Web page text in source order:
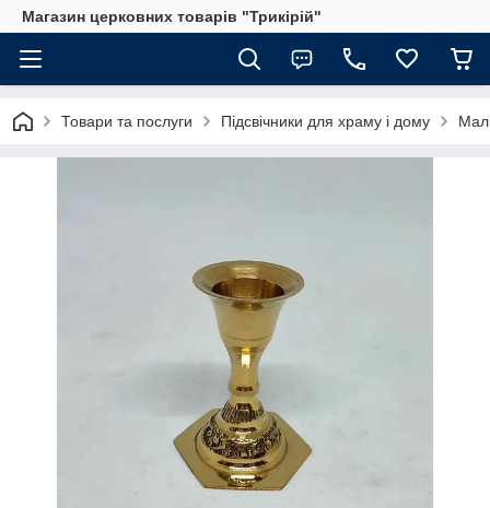
Магазин церковних товарів "Трикірій"
Товари та послуги Підсвічники для храму і дому